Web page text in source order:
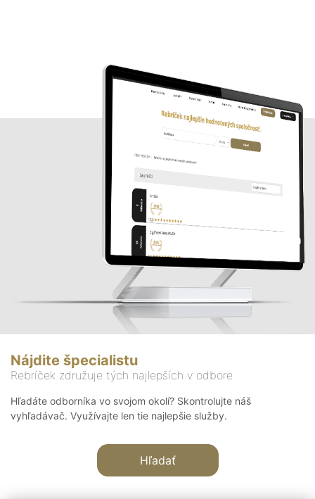
Nájdite špecialistu
Rebríček združuje tých najlepších v odbore
Hľadáte odborníka vo svojom okolí? Skontrolujte náš
vyhľadávač. Využívajte len tie najlepšie služby.
Hľadať